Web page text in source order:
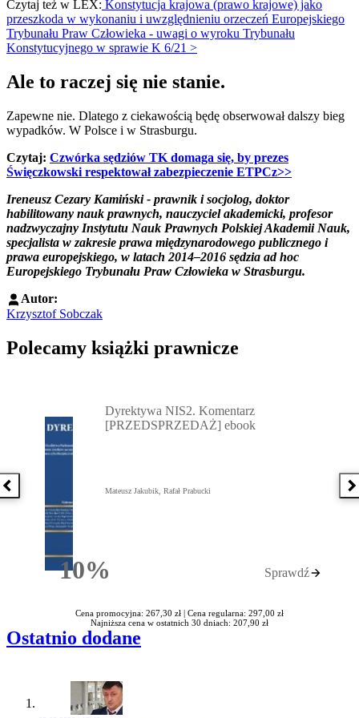
Czytaj też w LEX: Konstytucja krajowa (prawo krajowe) jako
przeszkoda w wykonaniu i uwzględnieniu orzeczeń Europejskiego
Trybunału Praw Człowieka - uwagi o wyroku Trybunału
Konstytucyjnego w sprawie K 6/21 >
Ale to raczej się nie stanie.
Zapewne nie. Dlatego z ciekawością będę obserwował dalszy bieg
wypadków. W Polsce i w Strasburgu.
Czytaj: Czwórka sędziów TK domaga się, by prezes
Święczkowski respektował zabezpieczenie ETPCz>>
Ireneusz Cezary Kamiński - prawnik i socjolog, doktor
habilitowany nauk prawnych, nauczyciel akademicki, profesor
nadzwyczajny Instytutu Nauk Prawnych Polskiej Akademii Nauk,
specjalista w zakresie prawa międzynarodowego publicznego i
prawa europejskiego, w latach 2014–2016 sędzia ad hoc
Europejskiego Trybunału Praw Człowieka w Strasburgu.
Autor:
Krzysztof Sobczak
Polecamy książki prawnicze
Poprzednia książka
10%Rabatu
Dyrektywa NIS2. Komentarz
[PRZEDSPRZEDAŻ] ebook
Mateusz Jakubik, Rafał Prabucki
Sprawdź
Cena promocyjna: 267,30 zł | Cena regularna: 297,00 zł
Najniższa cena w ostatnich 30 dniach: 207,90 zł
Ostatnio dodane